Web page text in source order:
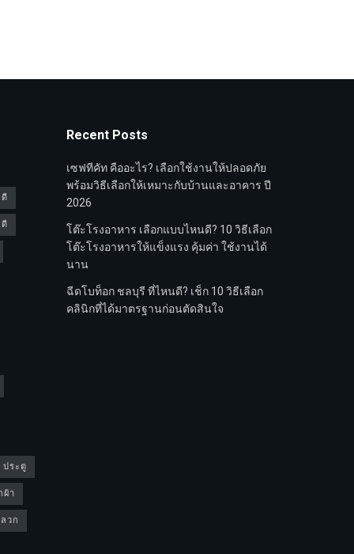
ประตู
า
วก
Recent Posts
เซฟทีคัท คืออะไร? เลือกใช้งานให้ปลอดภัย
พร้อมวิธีเลือกให้เหมาะกับบ้านและอาคาร ปี
2026
โต๊ะโรงอาหาร เลือกแบบไหนดี? 10 วิธีเลือก
โต๊ะโรงอาหารให้แข็งแรง คุ้มค่า ใช้งานได้
นาน
ฉีดโบท็อก ชลบุรี ที่ไหนดี? เช็ก 10 วิธีเลือก
คลินิกที่ได้มาตรฐานก่อนตัดสินใจ